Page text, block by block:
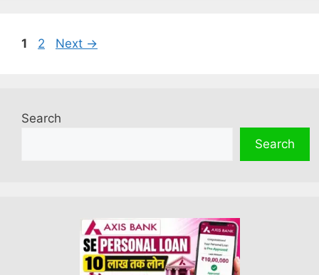
Page
1 Page
2 Next →
Search
Search